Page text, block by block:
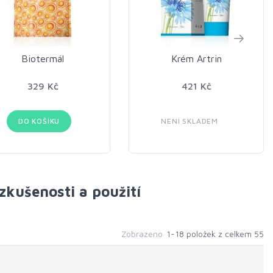
Biotermál
329 Kč
DO KOŠÍKU
Krém Artrin
421 Kč
NENÍ SKLADEM
a použití
Zobrazeno 1-18 položek z celkem 55